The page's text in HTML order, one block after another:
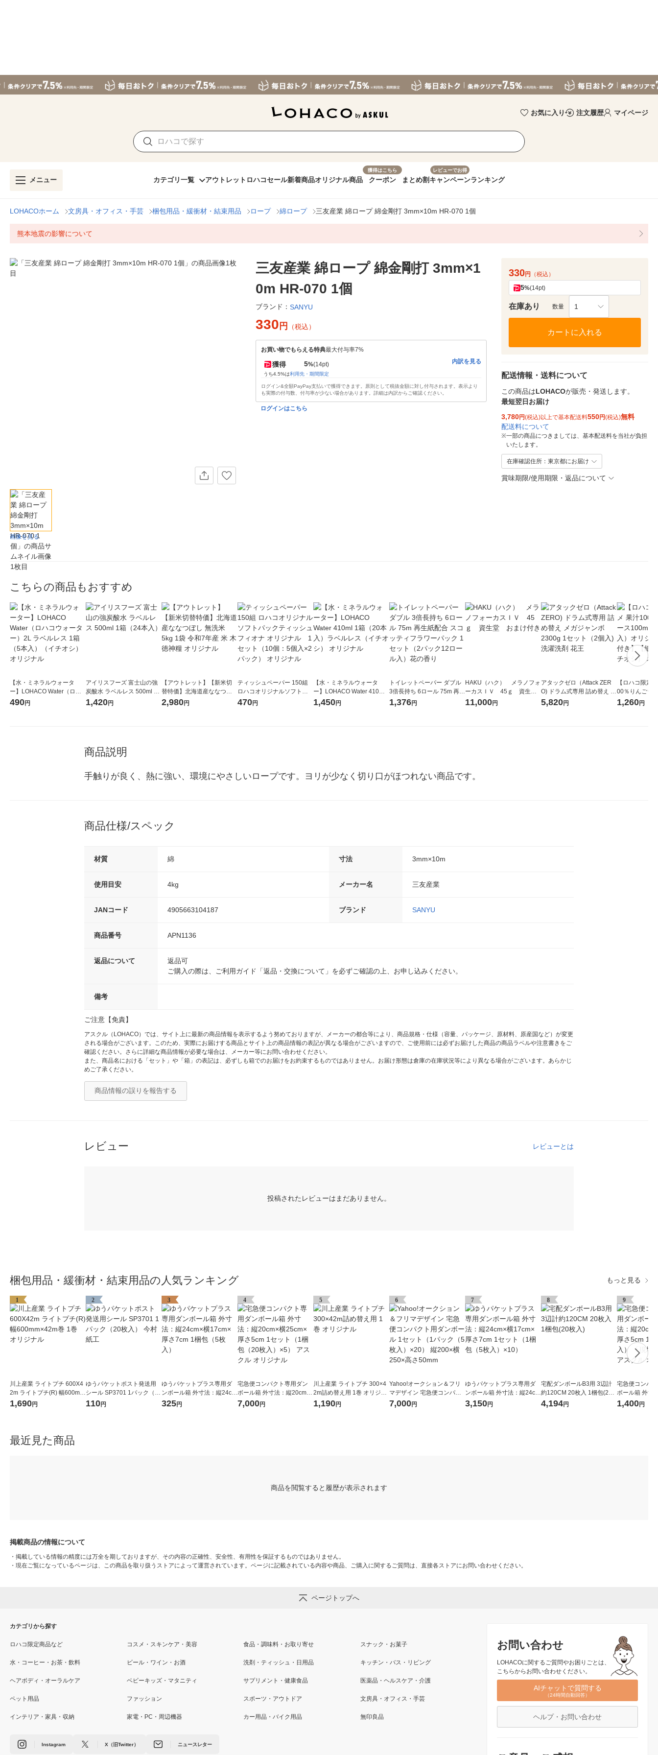
お気に入り 注文履歴 マイページ
メニュー カテゴリ一覧 アウトレット ロハコセール新着商品オリジナル商品
獲得はこちら
クーポン まとめ割
レビューでお得
キャンペーンランキング
LOHACOホーム 文房具・オフィス・手芸 梱包用品・緩衝材・結束用品 ロープ 綿ロープ 三友産業 綿ロープ 綿金剛打 3mm×10m HR-070 1個
熊本地震の影響について
画像を見る
三友産業 綿ロープ 綿金剛打 3mm×1
0m HR-070 1個
ブランド： SANYU
330 円 （税込）
お買い物でもらえる特典最大付与率7%
獲得 5%(14pt)
うち4.5%は利用先・期間限定
内訳を見る
ログイン&全額PayPay支払いで獲得できます。原則として税抜金額に対し付与されます。表示より
も実際の付与数、付与率が少ない場合があります。詳細は内訳からご確認ください。
ログインはこちら
330円 （税込）
5%(14pt)
在庫あり 数量 1
カートに入れる
配送情報・送料について
この商品はLOHACOが販売・発送します。
最短翌日お届け
3,780円(税込)以上で基本配送料550円(税込)無料
配送料について
※一部の商品につきましては、基本配送料を当社が負担
いたします。
在庫確認住所：東京都にお届け
賞味期限/使用期限・返品について
こちらの商品もおすすめ
【水・ミネラルウォータ
ー】LOHACO Water（ロハ
コウォーター）2L ラベルレ
490円
アイリスフーズ 富士山の強
炭酸水 ラベルレス 500ml 1
箱（24本入）
1,420円
【アウトレット】【新米切
替特価】北海道産ななつぼ
し 無洗米 5kg 1袋 令和7年産
2,980円
ティッシュペーパー 150組
ロハコオリジナルソフトパ
ックティッシュ フィオナ オ
470円
【水・ミネラルウォータ
ー】LOHACO Water 410ml
1箱（20本入）ラベルレス
1,450円
トイレットペーパー ダブル
3倍長持ち 6ロール 75m 再生
紙配合 スコッティフラワー
1,376円
HAKU（ハク） メラノフォ
ーカスＩＶ 45ｇ 資生
堂 おまけ付き
11,000円
アタックゼロ（Attack ZER
O) ドラム式専用 詰め替え メ
ガジャンボ 2300g 1セット
5,820円
【ロハコ限定
00％りんごジ
箱（18本入）
1,260円
商品説明
手触りが良く、熱に強い、環境にやさしいロープです。ヨリが少なく切り口がほつれない商品です。
商品仕様/スペック
材質 綿 寸法 3mm×10m
使用目安 4kg メーカー名 三友産業
JANコード 4905663104187 ブランド SANYU
商品番号 APN1136
返品について
返品可
ご購入の際は、ご利用ガイド「返品・交換について」を必ずご確認の上、お申し込みください。
備考
ご注意【免責】
アスクル（LOHACO）では、サイト上に最新の商品情報を表示するよう努めておりますが、メーカーの都合等により、商品規格・仕様（容量、パッケージ、原材料、原産国など）が変更
される場合がございます。このため、実際にお届けする商品とサイト上の商品情報の表記が異なる場合がございますので、ご使用前には必ずお届けした商品の商品ラベルや注意書きをご
確認ください。さらに詳細な商品情報が必要な場合は、メーカー等にお問い合わせください。
また、商品名における「セット」や「箱」の表記は、必ずしも箱でのお届けをお約束するものではありません。お届け形態は倉庫の在庫状況等により異なる場合がございます。あらかじ
めご了承ください。
商品情報の誤りを報告する
レビュー レビューとは
投稿されたレビューはまだありません。
梱包用品・緩衝材・結束用品の人気ランキング もっと見る
1
川上産業 ライトプチ 600X4
2m ライトプチ(R) 幅600mm
×42m巻 1巻 オリジナル
1,690円
2
ゆうパケットポスト発送用
シール SP3701 1パック（20
枚入） 今村紙工
110円
3
ゆうパケットプラス専用ダ
ンボール箱 外寸法：縦24cm
×横17cm×厚さ7cm 1梱包
325円
4
宅急便コンパクト専用ダン
ボール箱 外寸法：縦20cm×
横25cm×厚さ5cm 1セット
7,000円
5
川上産業 ライトプチ 300×4
2m詰め替え用 1巻 オリジナ
ル
1,190円
6
Yahoo!オークション＆フリ
マデザイン 宅急便コンパク
ト用ダンボール 1セット（1
7,000円
7
ゆうパケットプラス専用ダ
ンボール箱 外寸法：縦24cm
×横17cm×厚さ7cm 1セット
3,150円
8
宅配ダンボールB3用 3辺計
約120CM 20枚入 1梱包(20
枚入)
4,194円
9
宅急便コンパ
ボール箱 外寸
横25cm×厚さ
1,400円
最近見た商品
商品を閲覧すると履歴が表示されます
掲載商品の情報について
・ 掲載している情報の精度には万全を期しておりますが、その内容の正確性、安全性、有用性を保証するものではありません。
・ 現在ご覧になっているページは、この商品を取り扱うストアによって運営されています。ページに記載されている内容や商品、ご購入に関するご質問は、直接各ストアにお問い合わせください。
ページトップへ
お問い合わせ
LOHACOに関するご質問やお困りごとは、
こちらからお問い合わせください。
AIチャットで質問する
（24時間自動回答）
ヘルプ・お問い合わせ
カテゴリから探す
ロハコ限定商品など コスメ・スキンケア・美容 食品・調味料・お取り寄せ スナック・お菓子
水・コーヒー・お茶・飲料 ビール・ワイン・お酒 洗剤・ティッシュ・日用品 キッチン・バス・リビング
ヘアボディ・オーラルケア ベビーキッズ・マタニティ サプリメント・健康食品 医薬品・ヘルスケア・介護
ペット用品 ファッション スポーツ・アウトドア 文房具・オフィス・手芸
インテリア・家具・収納 家電・PC・周辺機器 カー用品・バイク用品 無印良品
Instagram X（旧Twitter） ニュースレター